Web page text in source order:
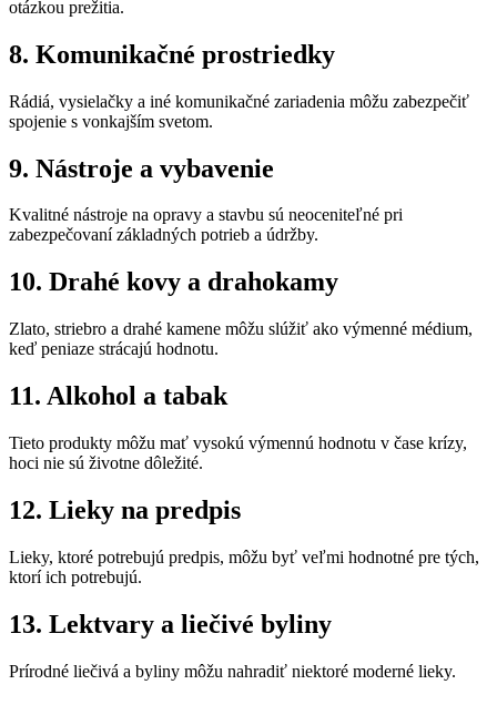
otázkou prežitia.
8. Komunikačné prostriedky
Rádiá, vysielačky a iné komunikačné zariadenia môžu zabezpečiť
spojenie s vonkajším svetom.
9. Nástroje a vybavenie
Kvalitné nástroje na opravy a stavbu sú neoceniteľné pri
zabezpečovaní základných potrieb a údržby.
10. Drahé kovy a drahokamy
Zlato, striebro a drahé kamene môžu slúžiť ako výmenné médium,
keď peniaze strácajú hodnotu.
11. Alkohol a tabak
Tieto produkty môžu mať vysokú výmennú hodnotu v čase krízy,
hoci nie sú životne dôležité.
12. Lieky na predpis
Lieky, ktoré potrebujú predpis, môžu byť veľmi hodnotné pre tých,
ktorí ich potrebujú.
13. Lektvary a liečivé byliny
Prírodné liečivá a byliny môžu nahradiť niektoré moderné lieky.